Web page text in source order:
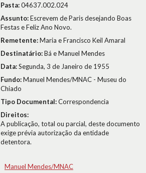
Pasta:04637.002.024
Assunto:Escrevem de Paris desejando Boas
Festas e Feliz Ano Novo.
Remetente:Maria e Francisco Keil Amaral
Destinatário:Bá e Manuel Mendes
Data:Segunda, 3 de Janeiro de 1955
Fundo:Manuel Mendes/MNAC - Museu do
Chiado
Tipo Documental:Correspondencia
Direitos:
A publicação, total ou parcial, deste documento
exige prévia autorização da entidade
detentora.
Manuel Mendes/MNAC